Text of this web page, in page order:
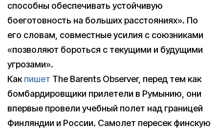
способны обеспечивать устойчивую
боеготовность на больших расстояниях». По
его словам, совместные усилия с союзниками
«позволяют бороться с текущими и будущими
угрозами».
Какпишет The Barents Observer, перед тем как
бомбардировщики прилетели в Румынию, они
впервые провели учебный полет над границей
Финляндии и России. Самолет пересек финскую